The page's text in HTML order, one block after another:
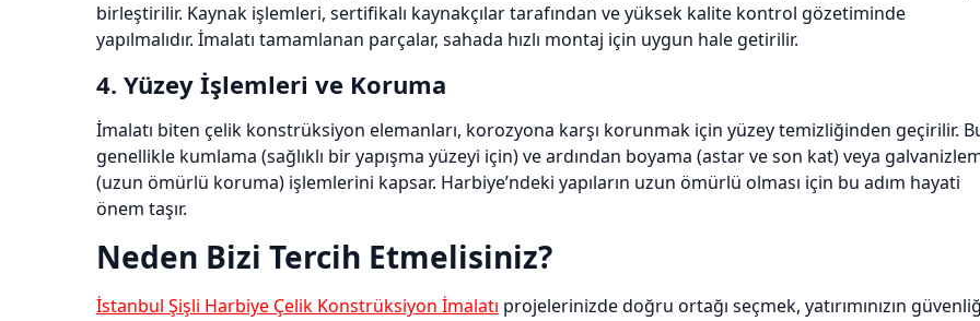
birleştirilir. Kaynak işlemleri, sertifikalı kaynakçılar tarafından ve yüksek kalite kontrol gözetiminde
yapılmalıdır. İmalatı tamamlanan parçalar, sahada hızlı montaj için uygun hale getirilir.
4. Yüzey İşlemleri ve Koruma
İmalatı biten çelik konstrüksiyon elemanları, korozyona karşı korunmak için yüzey temizliğinden geçirilir.
genellikle kumlama (sağlıklı bir yapışma yüzeyi için) ve ardından boyama (astar ve son kat) veya
(uzun ömürlü koruma) işlemlerini kapsar. Harbiye’ndeki yapıların uzun ömürlü olması için bu adım hayati
önem taşır.
Neden Bizi Tercih Etmelisiniz?
İstanbul Şişli Harbiye Çelik Konstrüksiyon İmalatı projelerinizde doğru ortağı seçmek, yatırımınızın